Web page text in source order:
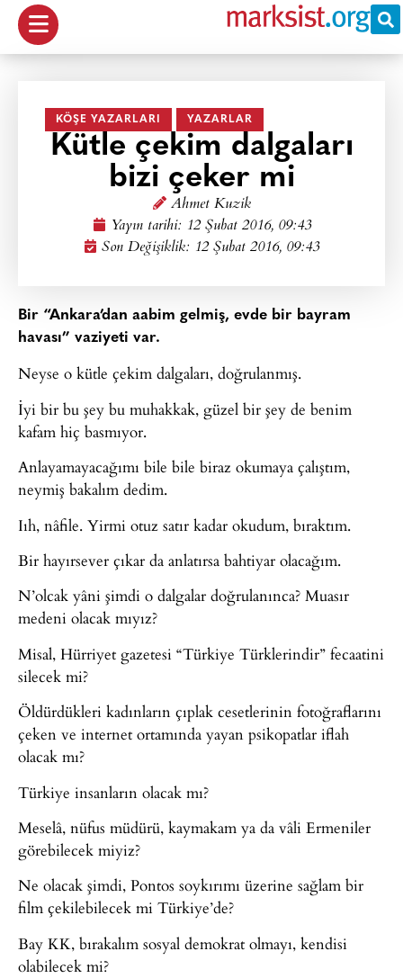
KÖŞE YAZARLARI YAZARLAR
Kütle çekim dalgaları
bizi çeker mi
Ahmet Kuzik
Yayın tarihi: 12 Şubat 2016, 09:43
Son Değişiklik: 12 Şubat 2016, 09:43
Bir “Ankara’dan aabim gelmiş, evde bir bayram
havası” vaziyeti var.
Neyse o kütle çekim dalgaları, doğrulanmış.
İyi bir bu şey bu muhakkak, güzel bir şey de benim
kafam hiç basmıyor.
Anlayamayacağımı bile bile biraz okumaya çalıştım,
neymiş bakalım dedim.
Iıh, nâfile. Yirmi otuz satır kadar okudum, bıraktım.
Bir hayırsever çıkar da anlatırsa bahtiyar olacağım.
N’olcak yâni şimdi o dalgalar doğrulanınca? Muasır
medeni olacak mıyız?
Misal, Hürriyet gazetesi “Türkiye Türklerindir” fecaatini
silecek mi?
Öldürdükleri kadınların çıplak cesetlerinin fotoğraflarını
çeken ve internet ortamında yayan psikopatlar iflah
olacak mı?
Türkiye insanların olacak mı?
Meselâ, nüfus müdürü, kaymakam ya da vâli Ermeniler
görebilecek miyiz?
Ne olacak şimdi, Pontos soykırımı üzerine sağlam bir
film çekilebilecek mi Türkiye’de?
Bay KK, bırakalım sosyal demokrat olmayı, kendisi
olabilecek mi?